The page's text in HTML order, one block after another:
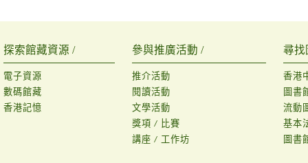
探索館藏資源 /
電子資源
數碼館藏
香港記憶
參與推廣活動 /
推介活動
閱讀活動
文學活動
獎項 / 比賽
講座 / 工作坊
尋找
香港
圖書
流動
基本
圖書